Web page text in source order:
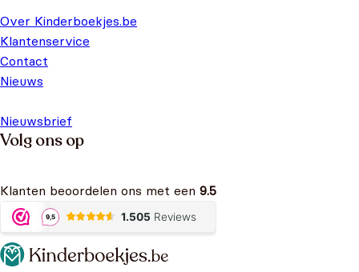
Over Kinderboekjes.be
Klantenservice
Contact
Nieuws
Nieuwsbrief
Volg ons op
Klanten beoordelen ons met een 9.5